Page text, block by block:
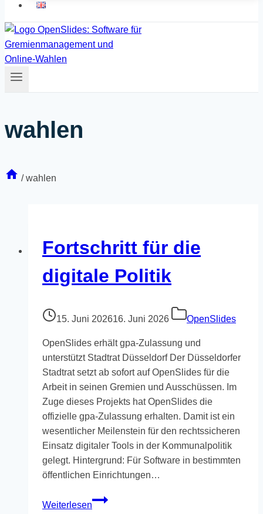
wahlen
/ wahlen
Fortschritt für die
digitale Politik
15. Juni 202616. Juni 2026 OpenSlides
OpenSlides erhält gpa-Zulassung und
unterstützt Stadtrat Düsseldorf Der Düsseldorfer
Stadtrat setzt ab sofort auf OpenSlides für die
Arbeit in seinen Gremien und Ausschüssen. Im
Zuge dieses Projekts hat OpenSlides die
offizielle gpa-Zulassung erhalten. Damit ist ein
wesentlicher Meilenstein für den rechtssicheren
Einsatz digitaler Tools in der Kommunalpolitik
gelegt. Hintergrund: Für Software in bestimmten
öffentlichen Einrichtungen…
Weiterlesen
Fortschritt